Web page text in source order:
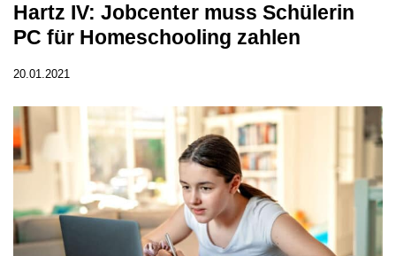
Hartz IV: Jobcenter muss Schülerin
PC für Homeschooling zahlen
20.01.2021